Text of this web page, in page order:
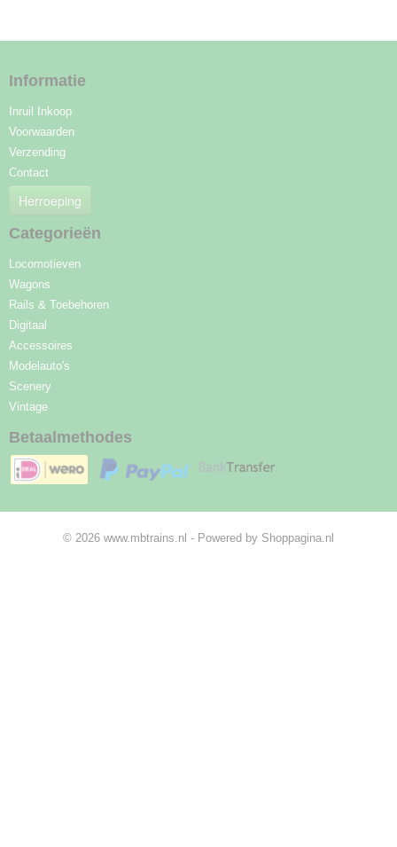
Informatie
Inruil Inkoop
Voorwaarden
Verzending
Contact
Herroeping
Categorieën
Locomotieven
Wagons
Rails & Toebehoren
Digitaal
Accessoires
Modelauto's
Scenery
Vintage
Betaalmethodes
© 2026 www.mbtrains.nl - Powered by Shoppagina.nl